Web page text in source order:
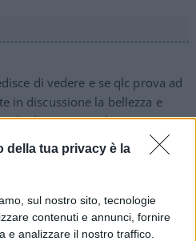
della tua privacy è la
sul nostro sito, tecnologie
contenuti e annunci, fornire
e analizzare il nostro traffico.
di vedere e se qlc prova ad
in discussione la bellezza e
lo si accusa di essere
PRO PAL o addirittura PRO
la propria “squadra”>
VIsualizza le risposte